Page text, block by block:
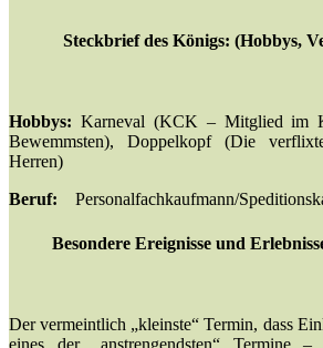
Steckbrief des Königs: (Hobbys,
Hobbys: Karneval (KCK – Mitglied im
Bewemmsten), Doppelkopf (Die
Herren)
Beruf: Personalfachkaufmann/
Besondere Ereignisse und
Der vermeintlich „kleinste“ Termin, dass
eines der „anstrengendsten“ Termine